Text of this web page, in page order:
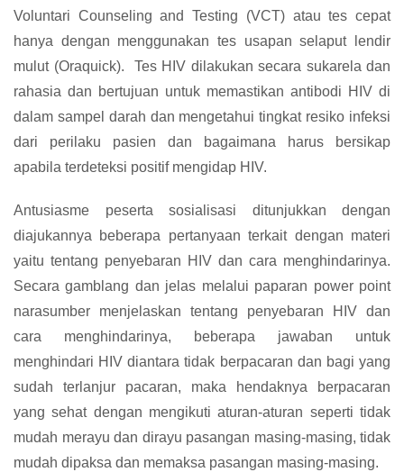
Voluntari Counseling and Testing (VCT) atau tes cepat
hanya dengan menggunakan tes usapan selaput lendir
mulut (Oraquick). Tes HIV dilakukan secara sukarela dan
rahasia dan bertujuan untuk memastikan antibodi HIV di
dalam sampel darah dan mengetahui tingkat resiko infeksi
dari perilaku pasien dan bagaimana harus bersikap
apabila terdeteksi positif mengidap HIV.
Antusiasme peserta sosialisasi ditunjukkan dengan
diajukannya beberapa pertanyaan terkait dengan materi
yaitu tentang penyebaran HIV dan cara menghindarinya.
Secara gamblang dan jelas melalui paparan power point
narasumber menjelaskan tentang penyebaran HIV dan
cara menghindarinya, beberapa jawaban untuk
menghindari HIV diantara tidak berpacaran dan bagi yang
sudah terlanjur pacaran, maka hendaknya berpacaran
yang sehat dengan mengikuti aturan-aturan seperti tidak
mudah merayu dan dirayu pasangan masing-masing, tidak
mudah dipaksa dan memaksa pasangan masing-masing.